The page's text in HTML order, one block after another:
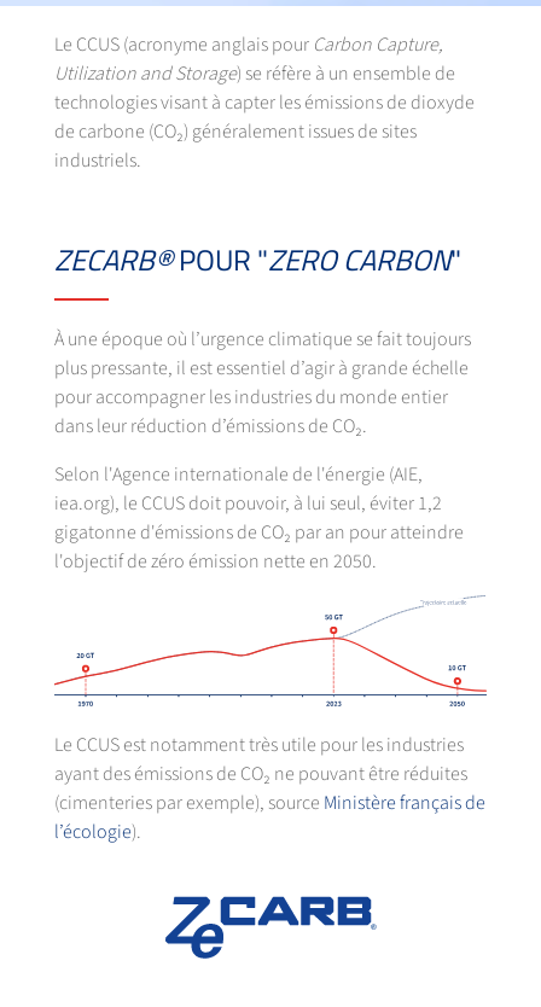
Le CCUS (acronyme anglais pour Carbon Capture,
Utilization and Storage) se réfère à un ensemble de
technologies visant à capter les émissions de dioxyde
de carbone (CO₂) généralement issues de sites
industriels.
ZECARB®POUR "ZERO CARBON"
À une époque où l’urgence climatique se fait toujours
plus pressante, il est essentiel d’agir à grande échelle
pour accompagner les industries du monde entier
dans leur réduction d’émissions de CO₂.
Selon l'Agence internationale de l'énergie (AIE,
iea.org), le CCUS doit pouvoir, à lui seul, éviter 1,2
gigatonne d'émissions de CO₂ par an pour atteindre
l'objectif de zéro émission nette en 2050.
Le CCUS est notamment très utile pour les industries
ayant des émissions de CO₂ ne pouvant être réduites
(cimenteries par exemple), source Ministère français de
l’écologie).